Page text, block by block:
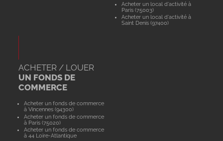
Acheter un local d'activité à
Paris (75003)
Acheter un local d'activité à
Saint Denis (97400)
ACHETER / LOUER
UN FONDS DE
COMMERCE
Acheter un fonds de commerce
à Vincennes (94300)
Acheter un fonds de commerce
à Paris (75020)
Acheter un fonds de commerce
à 44 Loire-Atlantique